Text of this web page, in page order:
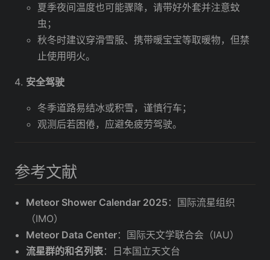
夏季夜间温度也可能骤降，请带好外套并注意蚊
虫；
秋冬时建议穿滑雪服、携带暖宝宝等取暖物，但禁
止使用明火。
安全驾驶
冬季道路易结冰或积雪，谨慎行车；
观测后若困倦，应避免疲劳驾驶。
参考文献
Meteor Shower Calendar 2025 ：国际流星组织
（IMO）
Meteor Data Center：国际天文学联合会（IAU）
流星群的和名列表：日本国立天文台